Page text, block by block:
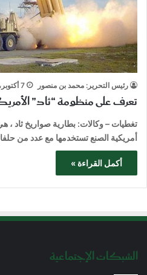
رئيس التحرير: محمد بن منصور 7 أكتوبر، 2017
تعرف على منظومة “ثاد”
تغطيات – وكالات: بطارية صواريخ ثاد
أمريكية الصنع تستخدمها مع عدد من
أكمل القراءة »
الشبكات الإجتماعية